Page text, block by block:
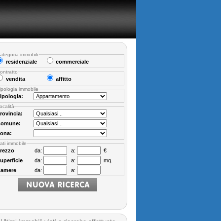
immobile
residenziale commerciale
vendita affitto
immobile
immobile
da: a:
€
da: a:
mq.
da: a: